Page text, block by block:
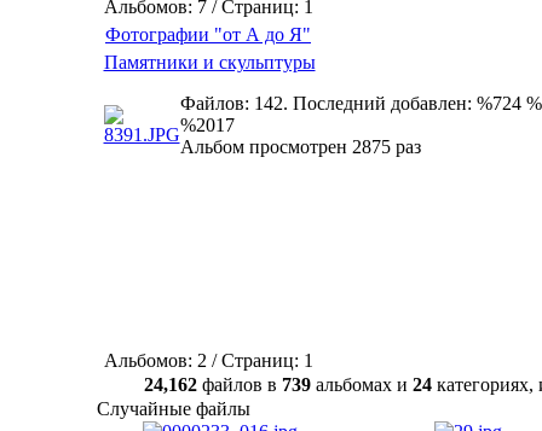
Альбомов: 7 / Страниц: 1
Фотографии "от А до Я"
Памятники и скульптуры
Файлов: 142. Последний добавлен: %724
%2017
Альбом просмотрен 2875 раз
Альбомов: 2 / Страниц: 1
24,162 файлов в 739 альбомах и 24
Случайные файлы